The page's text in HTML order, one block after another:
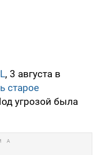
, 3 августа в
старое
угрозой была